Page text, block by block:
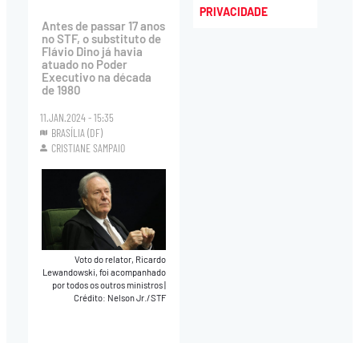
Antes de passar 17 anos
no STF, o substituto de
Flávio Dino já havia
atuado no Poder
Executivo na década
de 1980
11.JAN.2024 - 15:35
BRASÍLIA (DF)
CRISTIANE SAMPAIO
Voto do relator, Ricardo
Lewandowski, foi acompanhado
por todos os outros ministros
Crédito: Nelson Jr./STF
PRIVACIDADE